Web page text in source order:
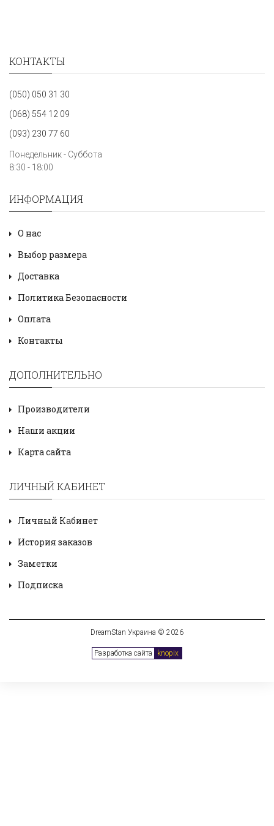
КОНТАКТЫ
(050) 050 31 30
(068) 554 12 09
(093) 230 77 60
Понедельник - Суббота
8:30 - 18:00
ИНФОРМАЦИЯ
О нас
Выбор размера
Доставка
Политика Безопасности
Оплата
Контакты
ДОПОЛНИТЕЛЬНО
Производители
Наши акции
Карта сайта
ЛИЧНЫЙ КАБИНЕТ
Личный Кабинет
История заказов
Заметки
Подписка
DreamStan Украина © 2026
Разработка сайта knopix